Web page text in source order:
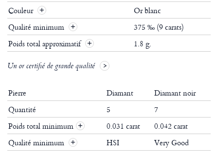
Couleur
Or blanc
Qualité minimum
375 ‰ (9 carats)
Poids total approximatif
1.8 g.
Un or certifié de grande qualité
Pierre Diamant
Diamant noir
Quantité
5
7
Poids total minimum + 0.031 carat
0.042 carat
Qualité minimum
+ HSI Very Good